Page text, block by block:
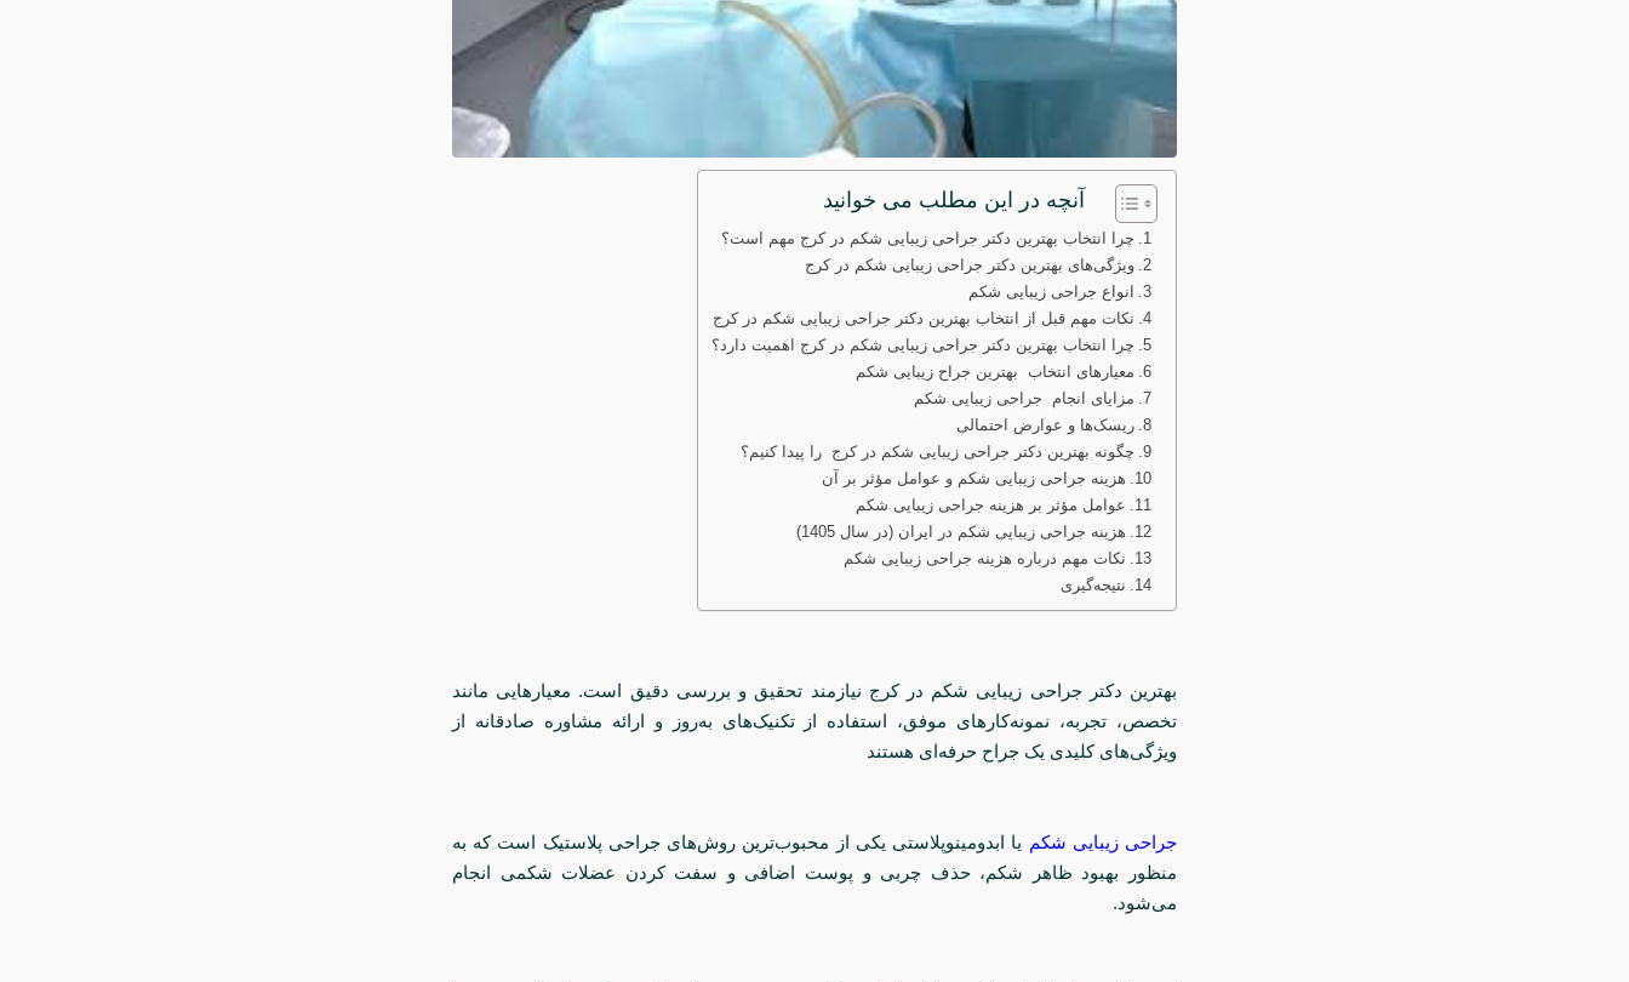
آنچه در این مطلب می خوانید
چرا انتخاب بهترین دکتر جراحی زیبایی شکم در کرج مهم است؟
ویژگی‌های بهترین دکتر جراحی زیبایی شکم در کرج
انواع جراحی زیبایی شکم
نکات مهم قبل از انتخاب بهترین دکتر جراحی زیبایی شکم در کرج
چرا انتخاب بهترین دکتر جراحی زیبایی شکم در کرج اهمیت دارد؟
معیارهای انتخاب بهترین جراح زیبایی شکم
مزایای انجام جراحی زیبایی شکم
ریسک‌ها و عوارض احتمالی
چگونه بهترین دکتر جراحی زیبایی شکم در کرج را پیدا کنیم؟
هزینه جراحی زیبایی شکم و عوامل مؤثر بر آن
عوامل مؤثر بر هزینه جراحی زیبایی شکم
هزینه جراحی زیبایی شکم در ایران (در سال 1405)
نکات مهم درباره هزینه‌ جراحی زیبایی شکم
نتیجه‌گیری
بهترین دکتر جراحی زیبایی شکم در کرج نیازمند تحقیق و بررسی دقیق است. معیارهایی مانند
تخصص، تجربه، نمونه‌کارهای موفق، استفاده از تکنیک‌های به‌روز و ارائه مشاوره صادقانه از
ویژگی‌های کلیدی یک جراح حرفه‌ای هستند
جراحی زیبایی شکم یا ابدومینوپلاستی یکی از محبوب‌ترین روش‌های جراحی پلاستیک است که به
منظور بهبود ظاهر شکم، حذف چربی و پوست اضافی و سفت کردن عضلات شکمی انجام
می‌شود.